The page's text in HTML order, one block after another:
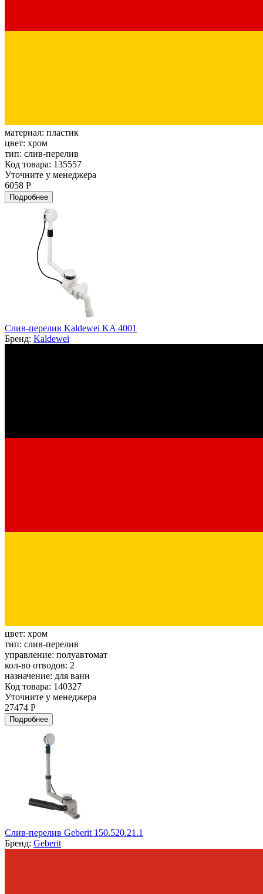
материал: пластик
цвет: хром
тип: слив-перелив
Код товара: 135557
Уточните у менеджера
6058 Р
Подробнее
Слив-перелив Kaldewei KA 4001
Бренд: Kaldewei
цвет: хром
тип: слив-перелив
управление: полуавтомат
кол-во отводов: 2
назначение: для ванн
Код товара: 140327
Уточните у менеджера
27474 Р
Подробнее
Слив-перелив Geberit 150.520.21.1
Бренд: Geberit